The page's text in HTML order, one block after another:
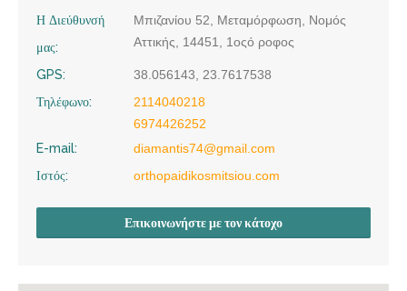
Η Διεύθυνσή
μας:
Μπιζανίου 52, Μεταμόρφωση, Νομός
Αττικής, 14451, 1οςό ροφος
GPS:
38.056143, 23.7617538
Τηλέφωνο:
2114040218
6974426252
E-mail:
diamantis74@gmail.com
Ιστός:
orthopaidikosmitsiou.com
Επικοινωνήστε με τον κάτοχο